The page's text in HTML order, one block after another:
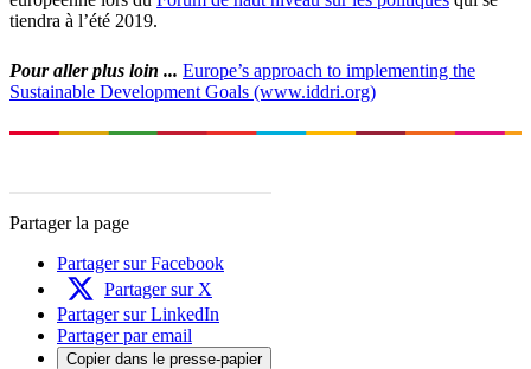
tiendra à l’été 2019.
Pour aller plus loin ... Europe’s approach to implementing the
Sustainable Development Goals (www.iddri.org)
Partager la page
Partager sur Facebook
Partager sur X
Partager sur LinkedIn
Partager par email
Copier dans le presse-papier